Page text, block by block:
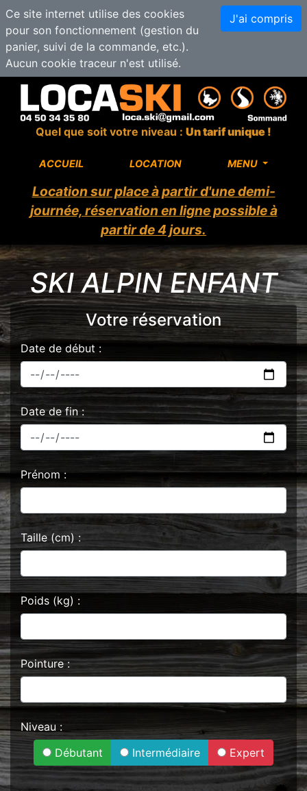
Ce site internet utilise des cookies
pour son fonctionnement (gestion du
panier, suivi de la commande, etc.).
Aucun cookie traceur n'est utilisé.
J'ai compris
Quel que soit votre niveau : Un tarif unique !
ACCUEIL LOCATION MENU
Location sur place à partir d'une demi-
journée, réservation en ligne possible à
partir de 4 jours.
SKI ALPIN ENFANT
Votre réservation
Date de début :
Date de fin :
Prénom :
Taille (cm) :
Poids (kg) :
Pointure :
Niveau :
Débutant
Intermédiaire Expert